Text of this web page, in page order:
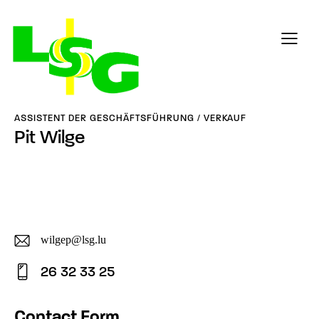
ASSISTENT DER GESCHÄFTSFÜHRUNG / VERKAUF
Pit Wilge
E-
ma
wilgep@lsg.lu
on
26 32 33 25